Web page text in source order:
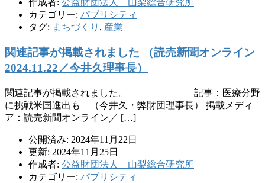
作成者: 公益財団法人 山梨総合研究所
カテゴリー: パブリシティ
タグ: まちづくり , 産業
関連記事が掲載されました （読売新聞オンライン
2024.11.22／今井久理事長）
関連記事が掲載されました。 ——————– 記事：医療分野
に挑戦米国進出も （今井久・弊財団理事長） 掲載メディ
ア：読売新聞オンライン／ […]
公開済み: 2024年11月22日
更新: 2024年11月25日
作成者: 公益財団法人 山梨総合研究所
カテゴリー: パブリシティ